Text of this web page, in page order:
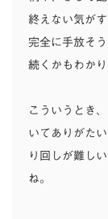
終えない気が
完全に手放そ
続くかもわかり
こういうとき
いてありがた
り回しが難し
ね。